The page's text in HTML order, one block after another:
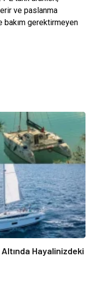
ve paslanma
bakım gerektirmeyen
Hayalinizdeki